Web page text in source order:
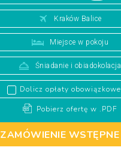
Kraków Balice
Miejsce w pokoju
Śniadanie i obiadokolacja
Dolicz opłaty obowiązkowe
Pobierz ofertę w .PDF
ZAMÓWIENIE WSTĘPNE